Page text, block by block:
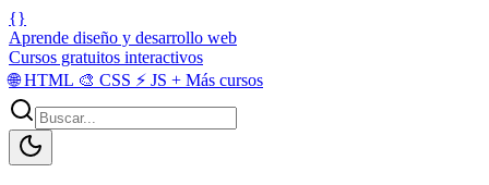
{}
Aprende diseño y desarrollo web
Cursos gratuitos interactivos
🌐HTML 🎨 CSS ⚡ JS + Más cursos